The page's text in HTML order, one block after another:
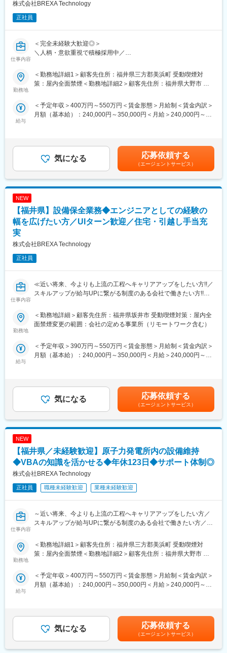
す。
変更の範囲：会社の定める業務
■残業月20時間程度：
当社から配属の企業様については残業が多くなる企業様が少な
況となっています。
また過度な残業は発生の場合は、案件担当の営業から法人顧客に
■スキルアップ支援体制：
・24時間365日好きな時間に技術系動画や勉強が可能。
広いトピックスを用意
・スキルUPが給与UPにつながる。アカデミー制度で取得した単
■当社だからこそ実現できるエンジニアとしての未来がある：
＜お取引社数3,900社＞
同業他社と比較をしても圧倒的なお取引社数を誇る当社。
当社独占のプロジェクトも多数あり、当社だからこそ挑戦できる
仕事があります。
同業他社では希望する仕事があっても、会社の都合で挑戦できな
いという事も転職理由の1つです。
当社では専任のキャリアアドバイザーがおり、キャリアアドバイ
す。
す。
株式会社BREXA Technology
正社員
仕事内容
＜完全未経験大歓迎◎＞
＼人柄・意欲重視で積極採用中／
前職が正社員じゃなくてもOK◎是非ご応募ください。
分野で技術提供を行っていく中で、電気電子系エンジニアを多数
募集しています。
施工管理技士として業者折衝や現場管理のご経験をお持ちの方は
必見。その知見を活かして、設備管理業務へのキャリアチェンジ
が可能です。
【業務内容】
担当いただきます。
メンテナンスや点検業務を通じて、機械・発電所に関する知識を
身につけることができます。
ンスキルを活かせるプロジェクトです。
スキルやご経験に応じて、書類作成やサポート業務からの参画も
可能です。
これまでのご経験を活かしながら、新たに発電所や原子力に関す
る知識を習得できる環境です。
電気・電子エンジニアは専門性が高く人材不足が継続。需要高で
市場価値が上昇し、平均年収約550万円（全体比約100万円高）。
のPCやタブレット、半導体等のハードを作るのは機電。
ITプログラマー、コーダーはAIによって消滅の潮流もあり、ITエン
■スキルアップ支援体制：
・24時間365日好きな時間に技術系動画や勉強が可能
広いトピックスを用意
位に応じて給与UP。
変更の範囲：会社の定める業務
勤務地
＜勤務地詳細1＞顧客先住所：福井県三方郡美浜町 受動喫煙対
策：屋内全面禁煙＜勤務地詳細2＞顧客先住所：福井県大野市 受
市）住所：福井県高浜市 受動喫煙対策：屋内全面禁煙変更の範
囲：会社の定める事業所（リモートワーク含む）
給与
＜予定年収＞400万円～550万円＜賃金形態＞月給制＜賃金内訳＞
月額（基本給）：240,000円～350,000円＜月給＞240,000円～
年目 年収550～570万円20年目 年収1000万円超※金額はあくま
でも目安です。賃金はあくまでも目安の金額であり、選考を通じ
て上下する可能性があります。月給(月額)は固定手当を含めた表記
です。
気になる 応募依頼する
（エージェントサービス）
NEW
【福井県】設備保全業務◆エンジニアとしての経験の
幅を広げたい方／UIターン歓迎／住宅・引越し手当充
実
株式会社BREXA Technology
正社員
仕事内容
≪近い将来、今よりも上流の工程へキャリアアップをしたい方!!／
スキルアップが給与UPに繋がる制度のある会社で働きたい方!!／
幅を広げたい方へ!!≫
理を担うエンジニアを募集しています。ぜひ経験を活かしません
か
集しております。ご経験やご経歴に応じて選考を進めさせていた
だきます。
本ポジションでは、設備保全業務をご担当いただきます。
■業務内容：
ます。
社内設備全般に関する保全を想定しており、スキルと経験が求め
られるポジションです。これまでに培われた作業手法や知見を活
かし、以下の業務に携わっていただきます。
・保全計画の作成
・設備故障時の修理対応
＜担当する設備の一例＞
・NC加工機
・切断機
■当社だからこそ実現できるエンジニアとしての未来がある：
＜キャリアドック制度＞
同業他社では希望する仕事があっても、会社の都合で挑戦できな
いという事も転職理由の1つです。
勤務地
＜勤務地詳細＞顧客先住所：福井県坂井市 受動喫煙対策：屋内全
面禁煙変更の範囲：会社の定める事業所（リモートワーク含む）
給与
＜予定年収＞390万円～550万円＜賃金形態＞月給制＜賃金内訳＞
月額（基本給）：240,000円～350,000円＜月給＞240,000円～
年目 年収440～460万円8年目 年収550～570万円20年目 年
収1000万円超※金額はあくまでも目安です賃金はあくまでも目安
の金額であり、選考を通じて上下する可能性があります。月給(月
額)は固定手当を含めた表記です。
気になる 応募依頼する
（エージェントサービス）
NEW
【福井県／未経験歓迎】原子力発電所内の設備維持
◆VBAの知識を活かせる◆年休123日◆サポート体制◎
株式会社BREXA Technology
正社員 職種未経験歓迎 業種未経験歓迎
仕事内容
～近い将来、今よりも上流の工程へキャリアアップをしたい方／
スキルアップが給与UPに繋がる制度のある会社で働きたい方／
幅を広げたい方へ～
心にエンジニアリングサービスを提供しています。様々なご経
験・スキルから本プロジェクトでより高い経験積むことが可能で
に関わる業務をご担当いただきます。
■業務内容：
オフィス業務を中心に、保守点検や資料作成などに携わっていた
勤務地
＜勤務地詳細1＞顧客先住所：福井県三方郡美浜町 受動喫煙対
策：屋内全面禁煙＜勤務地詳細2＞顧客先住所：福井県大野市 受
モートワーク含む）
給与
＜予定年収＞400万円～550万円＜賃金形態＞月給制＜賃金内訳＞
月額（基本給）：240,000円～350,000円＜月給＞240,000円～
年目：年収550～570万円20年目：年収1,000万円超※金額はあく
までも目安です賃金はあくまでも目安の金額であり、選考を通じ
て上下する可能性があります。月給(月額)は固定手当を含めた表記
です。
気になる 応募依頼する
（エージェントサービス）